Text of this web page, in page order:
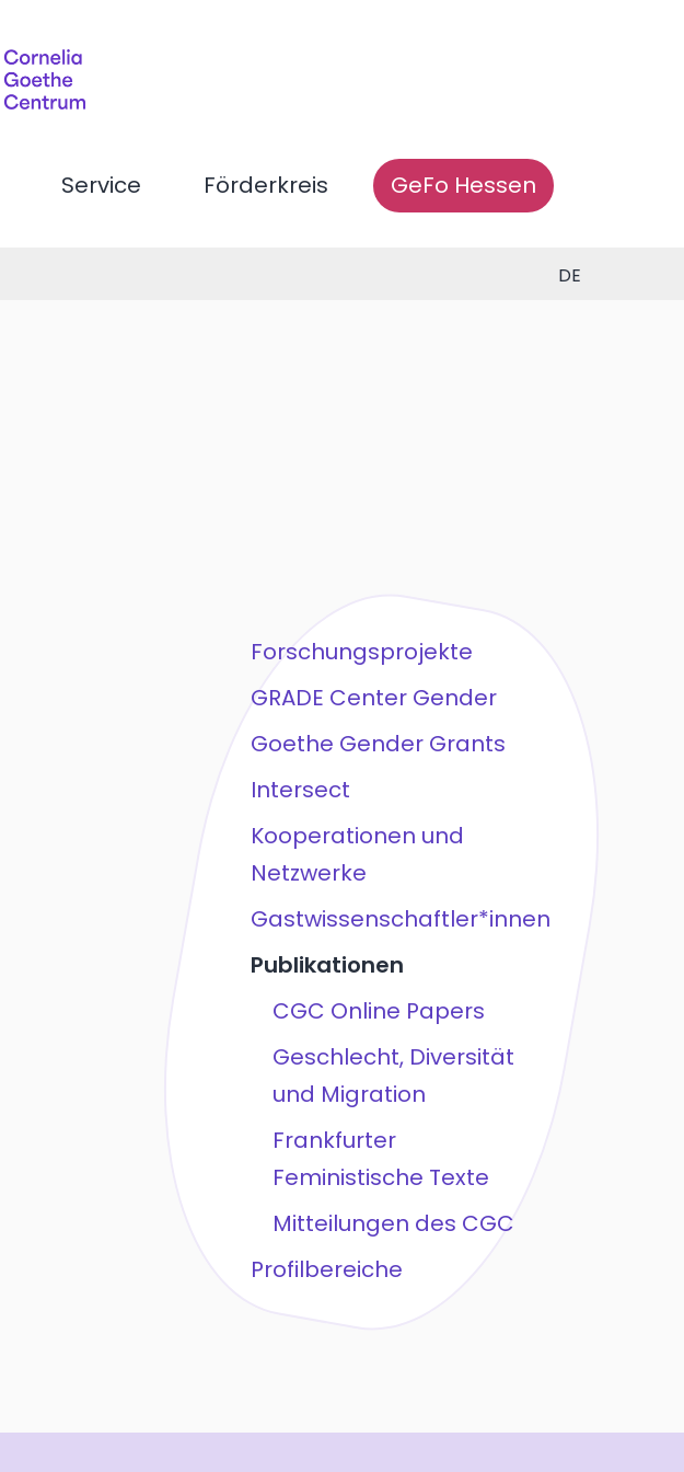
Service Förderkreis GeFo Hessen
DE
Forschungsprojekte
GRADE Center Gender
Goethe Gender Grants
Intersect
Kooperationen und
Netzwerke
Gastwissenschaftler*innen
Publikationen
CGC Online Papers
Geschlecht, Diversität
und Migration
Frankfurter
Feministische Texte
Mitteilungen des CGC
Profilbereiche